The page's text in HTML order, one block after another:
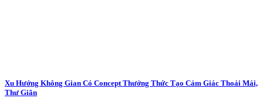
Xu Hướng Không Gian Có Concept Thưởng Thức Tạo Cảm Giác Thoải Mái,
Thư Giãn